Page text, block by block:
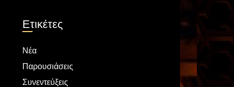
Ετικέτες
Νέα
Παρουσιάσεις
Συνεντεύξεις